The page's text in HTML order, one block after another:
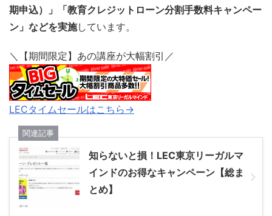
期申込）」「教育クレジットローン分割手数料キャンペー
ン」などを実施しています。
＼【期間限定】あの講座が大幅割引／
LECタイムセールはこちら→
知らないと損！LEC東京リーガルマ
インドのお得なキャンペーン【総ま
とめ】
関連記事